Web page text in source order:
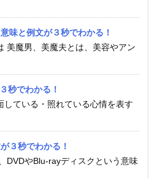
味と例文が３秒でわかる！
美魔男、美魔夫とは、美容やアン
秒でわかる！
している・照れている心情を表す
３秒でわかる！
DVDやBlu-rayディスクという意味